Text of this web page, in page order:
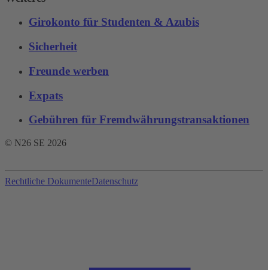
Girokonto für Studenten & Azubis
Sicherheit
Freunde werben
Expats
Gebühren für Fremdwährungstransaktionen‌
© N26 SE 2026
Rechtliche DokumenteDatenschutz